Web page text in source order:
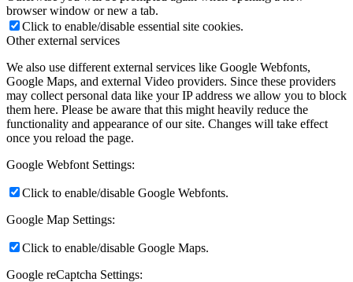
browser window or new a tab.
Click to enable/disable essential site cookies.
Other external services
We also use different external services like Google Webfonts,
Google Maps, and external Video providers. Since these providers
may collect personal data like your IP address we allow you to block
them here. Please be aware that this might heavily reduce the
functionality and appearance of our site. Changes will take effect
once you reload the page.
Google Webfont Settings:
Click to enable/disable Google Webfonts.
Google Map Settings:
Click to enable/disable Google Maps.
Google reCaptcha Settings: